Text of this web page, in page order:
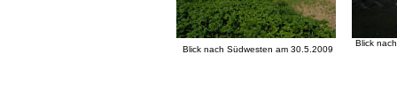
Blick nach Südwesten am 30.5.2009
Blick